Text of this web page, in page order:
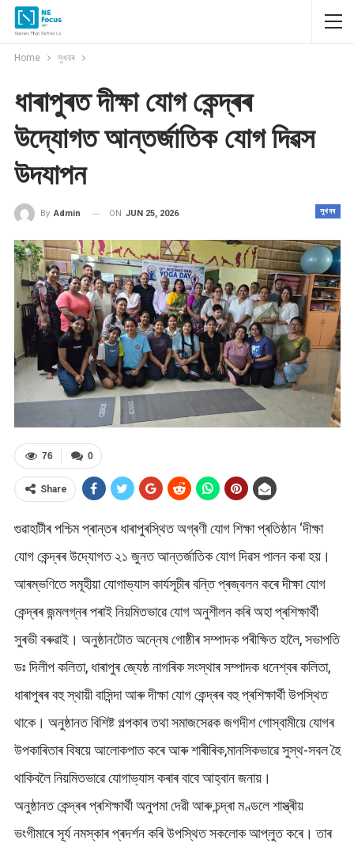
Home সুখবৰ
ধাৰাপুৰত দীক্ষা যোগ কেন্দ্ৰৰ
উদ্যোগত আন্তৰ্জাতিক যোগ দিৱস
উদযাপন
সুখবৰ
By Admin ON JUN 25, 2026
0
76
Share
গুৱাহাটীৰ পশ্চিম প্ৰান্তৰ ধাৰাপুৰস্থিত অগ্ৰণী যোগ শিক্ষা প্ৰতিষ্ঠান ‘দীক্ষা
যোগ কেন্দ্ৰৰ উদ্যোগত ২১ জুনত আন্তৰ্জাতিক যোগ দিৱস পালন কৰা হয়।
আৰম্ভণিতে সমূহীয়া যোগাভ্যাস কাৰ্যসূচীৰ বন্তি প্ৰজ্বলন কৰে দীক্ষা যোগ
কেন্দ্ৰৰ জন্মলগ্নৰ পৰাই নিয়মিতভাৱে যোগ অনুশীলন কৰি অহা প্ৰশিক্ষাৰ্থী
সুৰভী বৰুৱাই। অনুষ্ঠানটোত অন্নেষ গোষ্ঠীৰ সম্পাদক পৰীক্ষিত হালৈ, সভাপতি
ডঃ দিলীপ কলিতা, ধাৰাপুৰ জ্যেষ্ঠ নাগৰিক সংস্থাৰ সম্পাদক ধনেশ্বৰ কলিতা,
ধাৰাপুৰৰ বহু স্থায়ী বাসিন্দা আৰু দীক্ষা যোগ কেন্দ্ৰৰ বহু প্ৰশিক্ষাৰ্থী উপস্থিত
থাকে। অনুষ্ঠানত বিশিষ্ট গল্পকাৰ তথা সমাজসেৱক জগদীশ গোস্বামীয়ে যোগৰ
উপকাৰিতাৰ বিষয়ে আলোকপাত কৰে আৰু শাৰীৰিক,মানসিকভাৱে সুস্থ-সবল হৈ
থাকিবলৈ নিয়মিতভাৱে যোগাভ্যাস কৰাৰ বাবে আহ্বান জনায়।
অনুষ্ঠানত কেন্দ্ৰৰ প্ৰশিক্ষাৰ্থী অনুপমা দেৱী আৰু চন্দ্ৰা মণ্ডলে শাস্ত্ৰীয়
ভংগীমাৰে সূৰ্য নমস্কাৰ প্ৰদৰ্শন কৰি উপস্থিত সকলোক আপ্লুত কৰে। তাৰ